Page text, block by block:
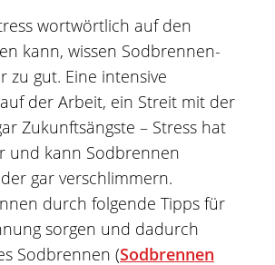
wortwörtlich auf den
kann, wissen Sodbrennen-
zu gut. Eine intensive
der Arbeit, ein Streit mit der
Zukunftsängste – Stress hat
und kann Sodbrennen
gar verschlimmern.
durch folgende Tipps für
sorgen und dadurch
Sodbrennen (Sodbrennen